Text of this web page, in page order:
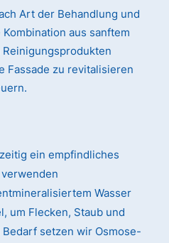
Art der Behandlung und
aus sanftem
Fassade zu revitalisieren
ein empfindliches
Wasser
um Flecken, Staub und
setzen wir Osmose-